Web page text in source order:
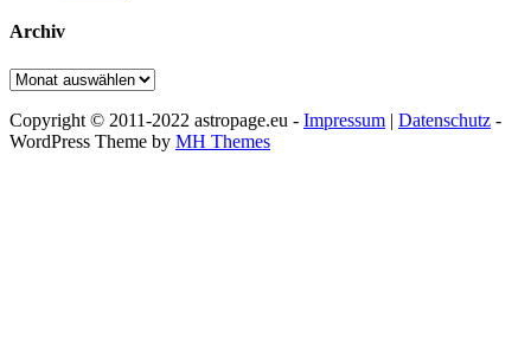
Archiv
Archiv
Copyright © 2011-2022 astropage.eu - Impressum | Datenschutz -
WordPress Theme by MH Themes